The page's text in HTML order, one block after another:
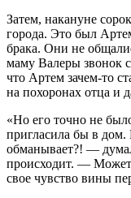
Затем, накануне
города. Это был
брака. Они не
маму Валеры звонок
что Артем зачем-то
на похоронах отца и
«Но его точно не
пригласила бы в дом.
обманывает?! —
происходит. —
свое чувство вины